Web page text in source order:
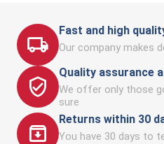
Fast and high
Our company makes
Quality assurance
We offer only those
sure
Returns within 30
You have 30 days to